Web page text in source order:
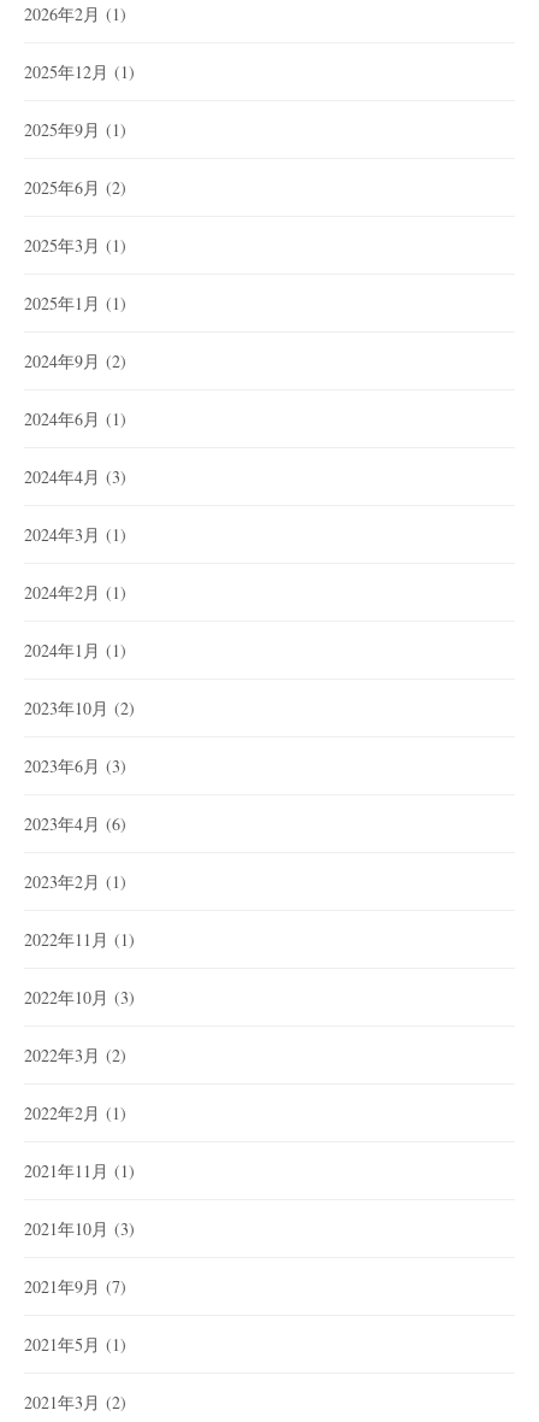
2026年2月 (1)
2025年12月 (1)
2025年9月 (1)
2025年6月 (2)
2025年3月 (1)
2025年1月 (1)
2024年9月 (2)
2024年6月 (1)
2024年4月 (3)
2024年3月 (1)
2024年2月 (1)
2024年1月 (1)
2023年10月 (2)
2023年6月 (3)
2023年4月 (6)
2023年2月 (1)
2022年11月 (1)
2022年10月 (3)
2022年3月 (2)
2022年2月 (1)
2021年11月 (1)
2021年10月 (3)
2021年9月 (7)
2021年5月 (1)
2021年3月 (2)